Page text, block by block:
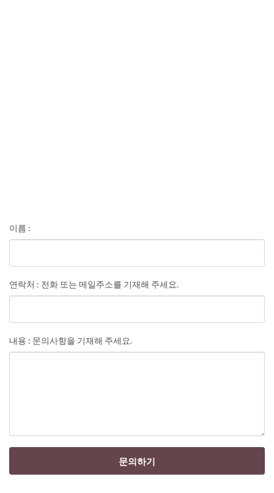
이름 :
연락처 : 전화 또는 메일주소를 기재해 주세요.
내용 : 문의사항을 기재해 주세요.